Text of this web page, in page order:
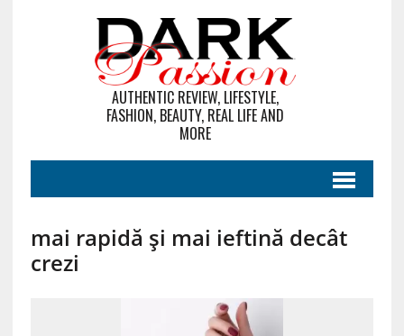
AUTHENTIC REVIEW, LIFESTYLE,
FASHION, BEAUTY, REAL LIFE AND
MORE
mai rapidă și mai ieftină decât
crezi